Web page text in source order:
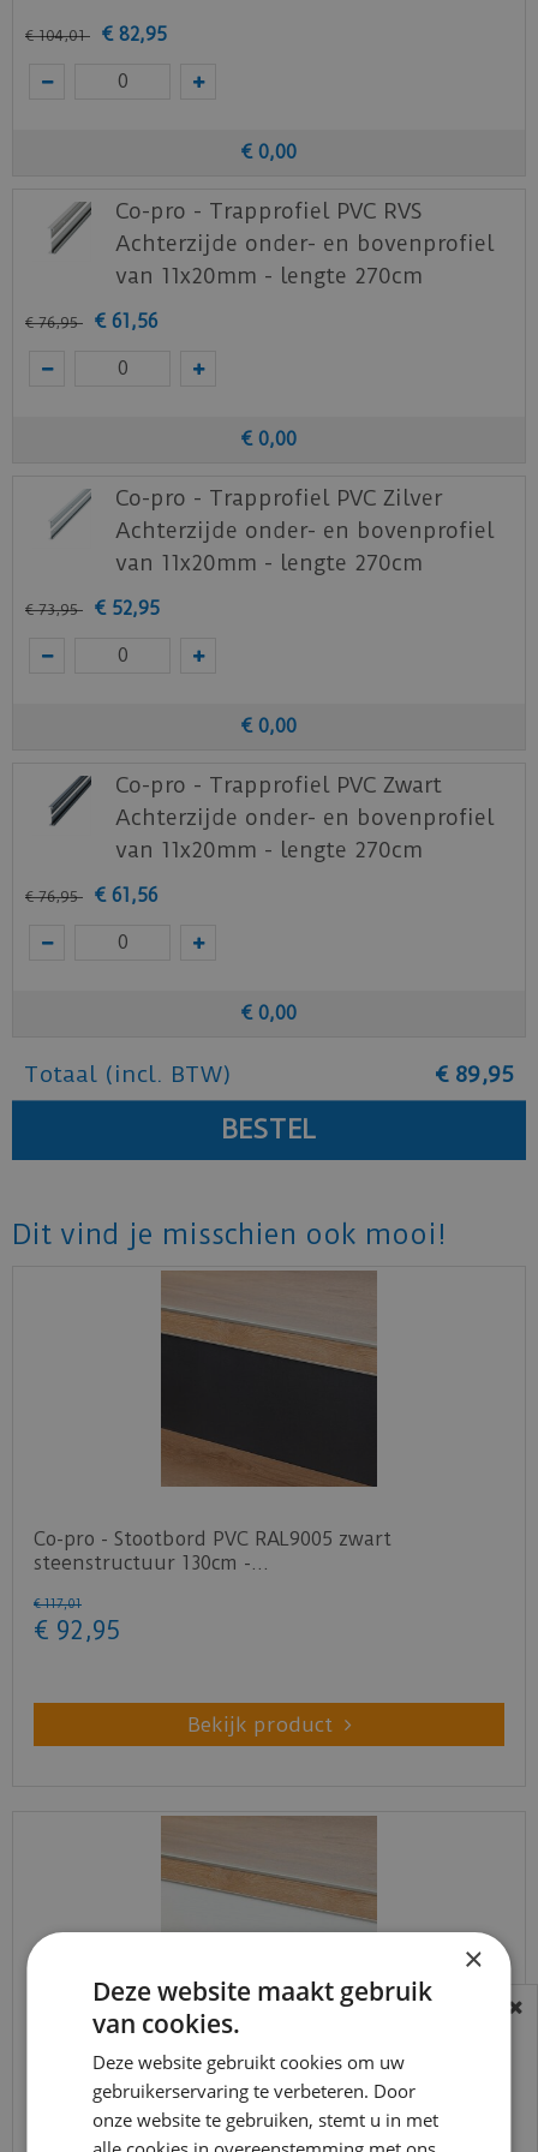
€ 104,01 € 82,95
€ 0,00
Co-pro - Trapprofiel PVC RVS
Achterzijde onder- en bovenprofiel
van 11x20mm - lengte 270cm
€ 76,95 € 61,56
€ 0,00
Co-pro - Trapprofiel PVC Zilver
Achterzijde onder- en bovenprofiel
van 11x20mm - lengte 270cm
€ 73,95 € 52,95
€ 0,00
Co-pro - Trapprofiel PVC Zwart
Achterzijde onder- en bovenprofiel
van 11x20mm - lengte 270cm
€ 76,95 € 61,56
€ 0,00
Totaal (incl. BTW) € 89,95
Dit vind je misschien ook mooi!
Co-pro - Stootbord PVC RAL9005 zwart
steenstructuur 130cm -…
€ 117,01
€ 92 ,95
Bekijk product
Co-pro - Stootbord PVC RAL9010 wit
houtstructuur 130cm - 16…
BEREIKBAARHEID
In verband met de vakantie periode zijn wij
t/m 14 augustus telefonisch helaas niet
bereikbaar.
×
Deze website maakt gebruik
van cookies.
Deze website gebruikt cookies om uw
gebruikerservaring te verbeteren. Door
onze website te gebruiken, stemt u in met